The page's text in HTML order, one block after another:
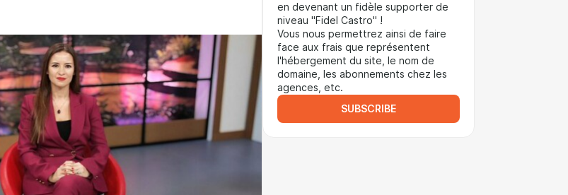
en devenant un fidèle supporter de
niveau "Fidel Castro" !
Vous nous permettrez ainsi de faire
face aux frais que représentent
l'hébergement du site, le nom de
domaine, les abonnements chez les
agences, etc.
SUBSCRIBE